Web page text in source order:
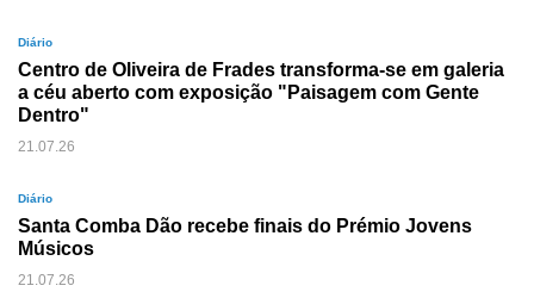
Diário
Centro de Oliveira de Frades transforma-se em galeria
a céu aberto com exposição "Paisagem com Gente
Dentro"
21.07.26
Diário
Santa Comba Dão recebe finais do Prémio Jovens
Músicos
21.07.26